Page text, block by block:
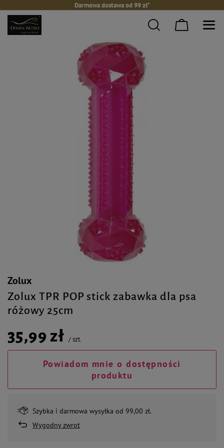
Darmowa dostawa od 99 zł*
Zolux
Zolux TPR POP stick zabawka dla psa
różowy 25cm
35,99 zł /szt.
Powiadom mnie o dostępności
produktu
Szybka i darmowa wysyłka od 99,00 zł.
Wygodny zwrot